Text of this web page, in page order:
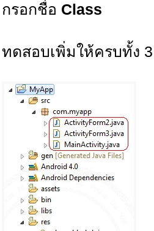
กรอกชื่อ Class
ทดสอบเพิ่มให้ครบทั้ง